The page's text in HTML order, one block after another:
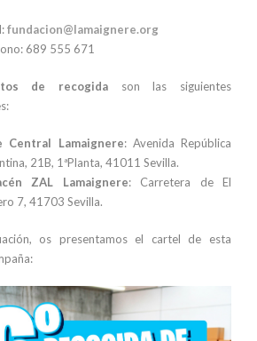
fundacion@lamaignere.org
689 555 671
de recogida son las siguientes
Central Lamaignere: Avenida República
21B, 1ªPlanta, 41011 Sevilla.
ZAL Lamaignere: Carretera de El
7, 41703 Sevilla.
os presentamos el cartel de esta